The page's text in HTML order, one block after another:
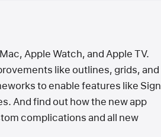
Apple Watch, and Apple TV.
like outlines, grids, and
to enable features like Sign
And find out how the new app
complications and all new